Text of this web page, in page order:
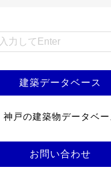
建築データベース
戸の建築物データベー
お問い合わせ